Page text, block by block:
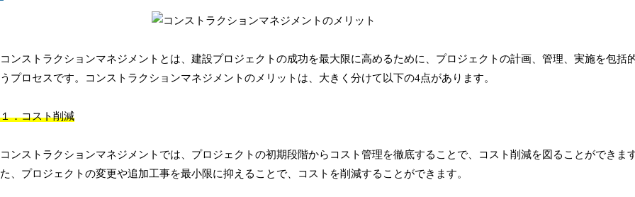
コンストラクションマネジメントとは、建設プロジェクトの成功を最大限に高めるために、プロジェクトの計画、管理、実施を包括
うプロセスです。コンストラクションマネジメントのメリットは、大きく分けて以下の4点があります。
１．コスト削減
コンストラクションマネジメントでは、プロジェクトの初期段階からコスト管理を徹底することで、コスト削減を図ることができま
た、プロジェクトの変更や追加工事を最小限に抑えることで、コストを削減することができます。